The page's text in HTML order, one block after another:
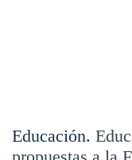
Educación.